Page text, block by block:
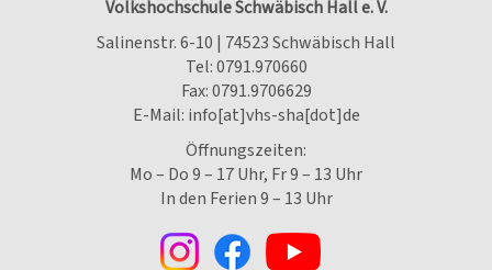
Volkshochschule Schwäbisch Hall e. V.
Salinenstr. 6-10 | 74523 Schwäbisch Hall
Tel:0791.970660
Fax: 0791.9706629
E-Mail: info[at]vhs-sha[dot]de
Öffnungszeiten:
Mo – Do 9 – 17 Uhr, Fr 9 – 13 Uhr
In den Ferien 9 – 13 Uhr